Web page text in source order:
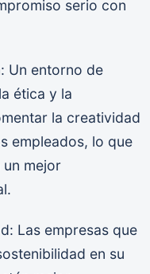
serio con
Un entorno de
ética y la
la creatividad
empleados, lo que
un mejor
Las empresas que
en su